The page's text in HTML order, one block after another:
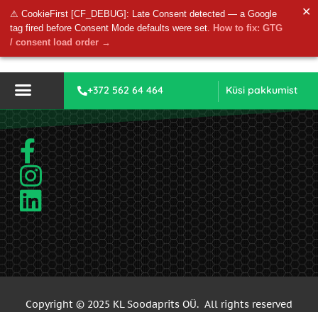
⚠ CookieFirst [CF_DEBUG]: Late Consent detected — a Google
tag fired before Consent Mode defaults were set. How to fix: GTG
/ consent load order →
✕
Küsi pakkumist
+372 562 64 464
Copyright © 2025 KL Soodaprits OÜ. All rights reserved